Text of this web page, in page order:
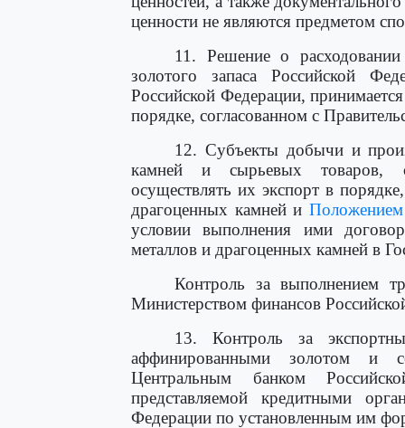
ценности не являются предметом
11. Решение о
золотого запаса Российской
Российской Федерации,
порядке, согласованном с
12. Субъекты добычи и
камней и сырьевых товаров,
осуществлять их экспорт в
драгоценных камней и Положением
условии выполнения ими
металлов и драгоценных камней в
Контроль за выполнением
Министерством финансов
13. Контроль за
аффинированными золотом и
Центральным банком
представляемой кредитными
Федерации по установленным им